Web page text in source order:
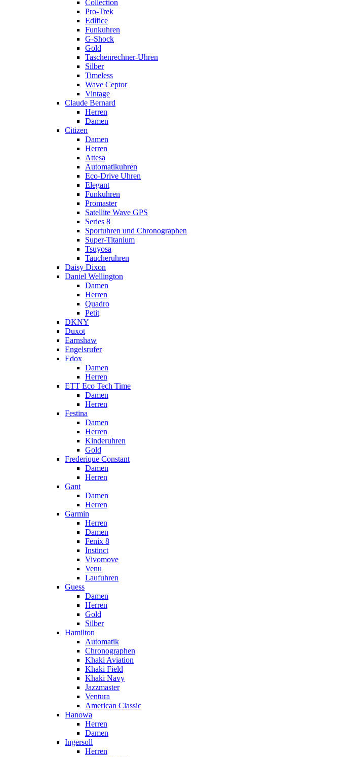
Collection
Pro-Trek
Edifice
Funkuhren
G-Shock
Gold
Taschenrechner-Uhren
Silber
Timeless
Wave Ceptor
Vintage
Claude Bernard
Herren
Damen
Citizen
Damen
Herren
Attesa
Automatikuhren
Eco-Drive Uhren
Elegant
Funkuhren
Promaster
Satellite Wave GPS
Series 8
Sportuhren und Chronographen
Super-Titanium
Tsuyosa
Taucheruhren
Daisy Dixon
Daniel Wellington
Damen
Herren
Quadro
Petit
DKNY
Duxot
Earnshaw
Engelsrufer
Edox
Damen
Herren
ETT Eco Tech Time
Damen
Herren
Festina
Damen
Herren
Kinderuhren
Gold
Frederique Constant
Damen
Herren
Gant
Damen
Herren
Garmin
Herren
Damen
Fenix 8
Instinct
Vivomove
Venu
Laufuhren
Guess
Damen
Herren
Gold
Silber
Hamilton
Automatik
Chronographen
Khaki Aviation
Khaki Field
Khaki Navy
Jazzmaster
Ventura
American Classic
Hanowa
Herren
Damen
Ingersoll
Herren